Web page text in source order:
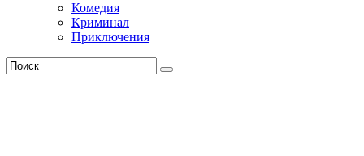
Комедия
Криминал
Приключения